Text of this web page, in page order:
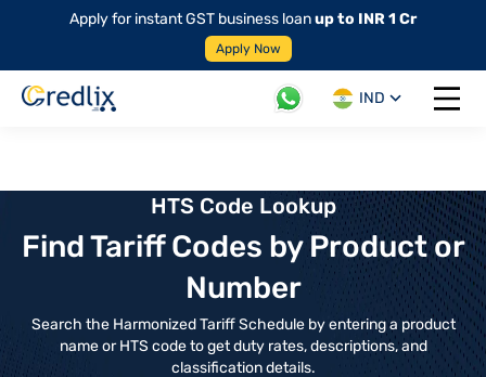
Apply for instant GST business loanup to INR 1 Cr
Apply Now
IND
Open
HTS Code Lookup
Find Tariff Codes by Product or
Number
Search the Harmonized Tariff Schedule by entering a product
name or HTS code to get duty rates, descriptions, and
classification details.